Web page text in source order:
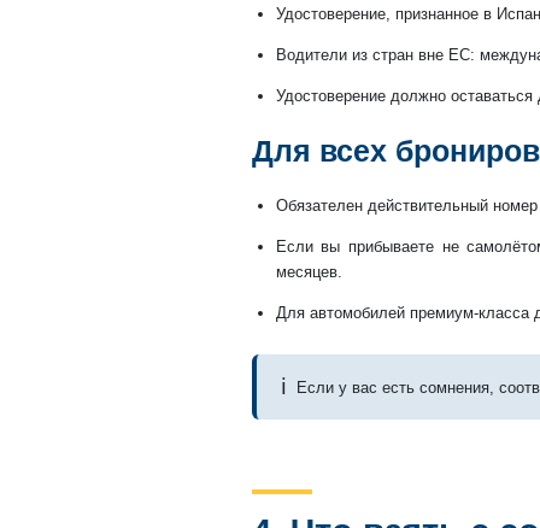
Удостоверение, признанное в
Водители из стран вне ЕС:
Удостоверение должно
Для всех
Обязателен действительный номер
Если вы прибываете не
месяцев.
Для автомобилей премиум-класса
ℹ Если у вас есть сомнения,